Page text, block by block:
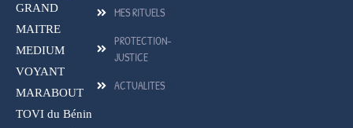
GRAND
MAITRE
MEDIUM
VOYANT
MARABOUT
TOVI du Bénin
MES RITUELS
PROTECTION-
JUSTICE
ACTUALITES